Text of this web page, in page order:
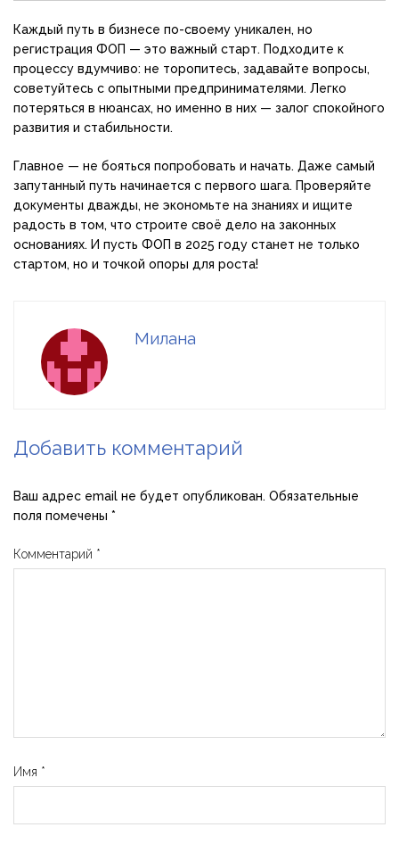
Каждый путь в бизнесе по-своему уникален, но
регистрация ФОП — это важный старт. Подходите к
процессу вдумчиво: не торопитесь, задавайте вопросы,
советуйтесь с опытными предпринимателями. Легко
потеряться в нюансах, но именно в них — залог спокойного
развития и стабильности.
Главное — не бояться попробовать и начать. Даже самый
запутанный путь начинается с первого шага. Проверяйте
документы дважды, не экономьте на знаниях и ищите
радость в том, что строите своё дело на законных
основаниях. И пусть ФОП в 2025 году станет не только
стартом, но и точкой опоры для роста!
Милана
Добавить комментарий
Ваш адрес email не будет опубликован. Обязательные
поля помечены *
Комментарий *
Имя *